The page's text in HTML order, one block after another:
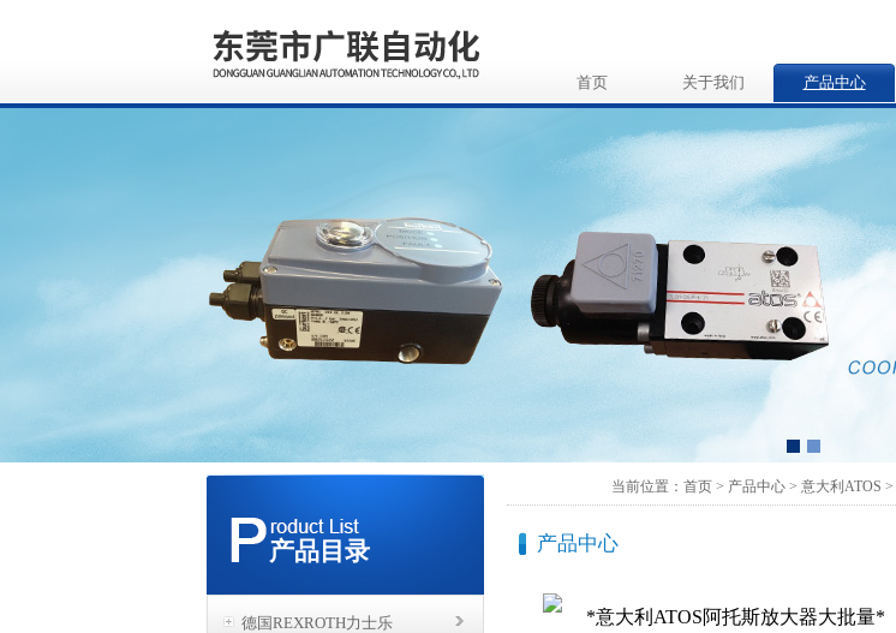
首页 关于我们 产品中心
产品目录
德国REXROTH力士乐
当前位置：首页 > 产品中心 > 意大利ATOS >
产品中心
*意大利ATOS阿托斯放大器大批量*